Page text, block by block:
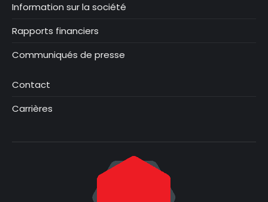
Information sur la société
Rapports financiers
Communiqués de presse
Contact
Carrières